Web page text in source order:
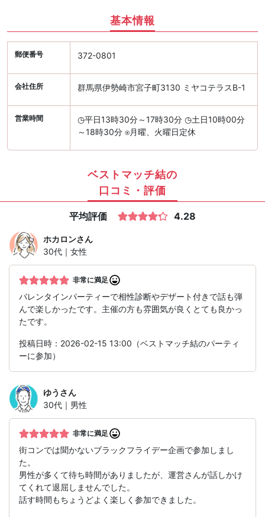
基本情報
郵便番号 372-0801
会社住所 群馬県伊勢崎市宮子町3130 ミヤコテラスB-1
営業時間
◷平日13時30分～17時30分 ◷土日10時00分
～18時30分 ⍟月曜、火曜日定休
ベストマッチ結の
口コミ・評価
平均評価 4.28
ホカロンさん
30代｜女性
非常に満足
バレンタインパーティーで相性診断やデザート付きで話も弾
んで楽しかったです。主催の方も雰囲気が良くとても良かっ
たです。
投稿日時：2026-02-15 13:00（ベストマッチ結のパーティ
ーに参加）
ゆう さん
30代｜男性
非常に満足
街コンでは聞かないブラックフライデー企画で参加しまし
た。
男性が多くて待ち時間がありましたが、運営さんが話しかけ
てくれて退屈しませんでした。
話す時間もちょうどよく楽しく参加できました。